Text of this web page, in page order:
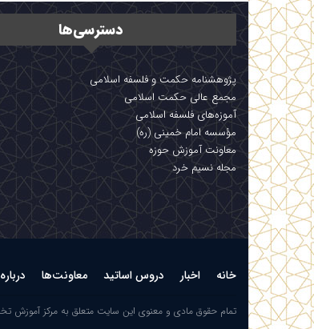
دسترسی‌ها
پژوهشنامه حکمت و فلسفه اسلامی
مجمع عالی حکمت اسلامی
آموزه‌های فلسفه اسلامی
مؤسسه امام خمینی (ره)
معاونت آموزش حوزه
مجله نسیم خرد
خانه اخبار دروس اساتید معاونت‌ها
تمام حقوق مادی و معنوی این سایت متعلق به مرکز